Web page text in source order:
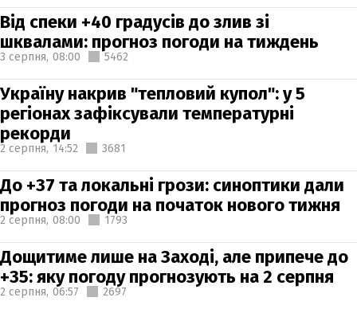
Від спеки +40 градусів до злив зі
шквалами: прогноз погоди на тиждень
3 серпня, 08:00 5462
Україну накрив "тепловий купол": у 5
регіонах зафіксували температурні
рекорди
2 серпня, 14:52 3681
До +37 та локальні грози: синоптики дали
прогноз погоди на початок нового тижня
2 серпня, 08:00 1793
Дощитиме лише на Заході, але припече до
+35: яку погоду прогнозують на 2 серпня
2 серпня, 06:57 2697